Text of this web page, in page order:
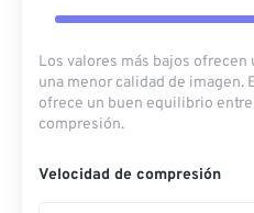
Los valores más bajos
una menor calidad de imagen.
ofrece un buen equilibrio
compresión.
Velocidad de compresión